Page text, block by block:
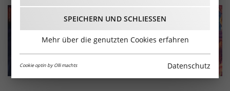
SPEICHERN UND SCHLIESSEN
Mehr über die genutzten Cookies erfahren
Cookie optin by Olli machts Datenschutz